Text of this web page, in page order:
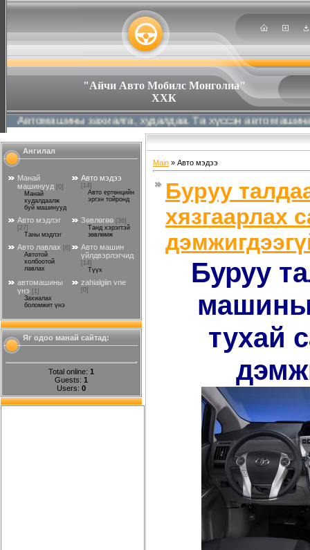
"Айчи Авто Мобилс Монголиа"
ХХК
захиалга, худалдаа. Та хүссэн авто машинаа
Ангилал
Манай
машинууд [0]
Манай
худалдаалж
буй машинууд
Авто мэдээ
[14]
Авто ертөнцийн
эргэн тойронд
Авто мэдлэг
[27]
Таны мэдлэг
Зөвлөгөө
[36]
Танд хэрэгтэй
зөвлөмж
Авто лавлах
[6]
Автотой
холбоотой
лавлах
Авто машин
үйлдвэрлэгчид
[14]
Түүх
автомашины
үнэ
[1]
Захиалах
боломжит үнэ
zahialgiin vne
[0]
Яг одоо манай сайтад:
Total online: 1
Guests: 1
Users: 0
Main » Авто мэдээ
Буруу
хязгаарлах
Буруу
тухай